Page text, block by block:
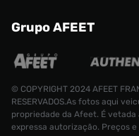
Grupo AFEET
© COPYRIGHT 2024 AFEET
RESERVADOS.As fotos aqui
propriedade da Afeet. É
expressa autorização. Preços